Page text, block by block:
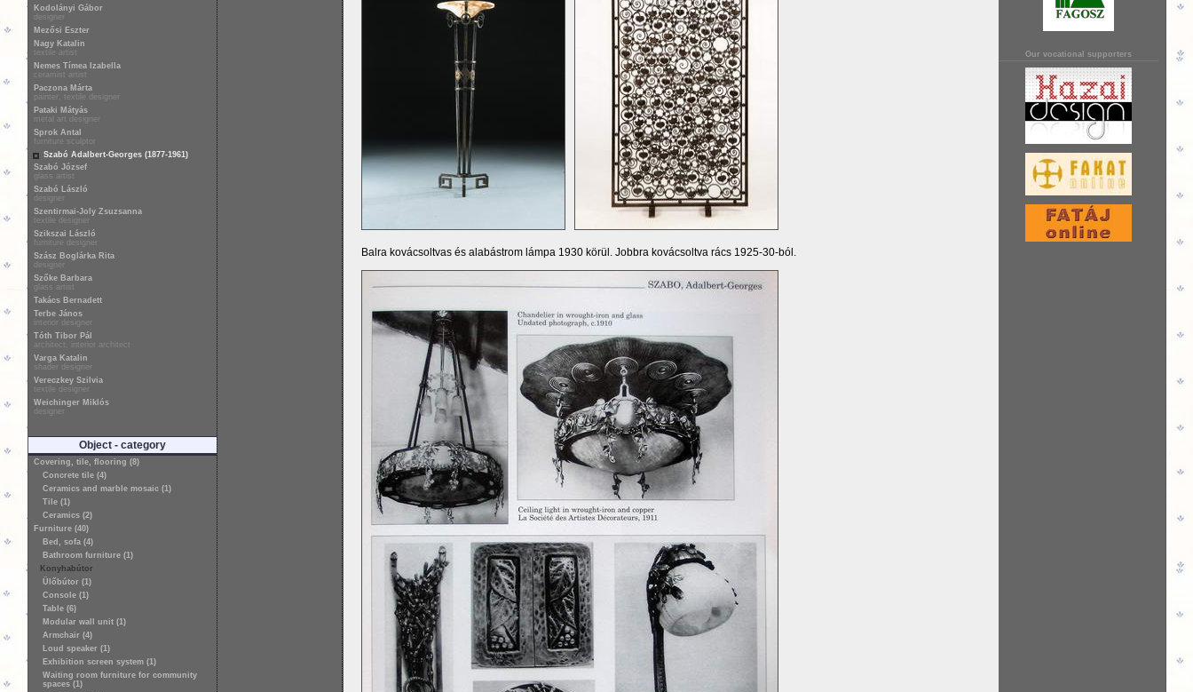
Our vocational supporters
Kodolányi Gábor
designer
Mezősi Eszter
Nagy Katalin
textile artist
Nemes Tímea Izabella
ceramist artist
Paczona Márta
painter, textile designer
Pataki Mátyás
metal art designer
Sprok Antal
furniture sculptor
Szabó Adalbert-Georges (1877-1961)
Szabó József
glass artist
Szabó László
designer
Szentirmai-Joly Zsuzsanna
textile designer
Szikszai László
furniture designer
Szász Boglárka Rita
designer
Szőke Barbara
glass artist
Takács Bernadett
Terbe János
interior designer
Tóth Tibor Pál
architect, interior architect
Varga Katalin
shader designer
Vereczkey Szilvia
textile designer
Weichinger Miklós
designer
Object - category
Covering, tile, flooring (8)
Concrete tile (4)
Ceramics and marble mosaic (1)
Tile (1)
Ceramics (2)
Furniture (40)
Bed, sofa (4)
Bathroom furniture (1)
Konyhabútor
Ülőbútor (1)
Console (1)
Table (6)
Modular wall unit (1)
Armchair (4)
Loud speaker (1)
Exhibition screen system (1)
Waiting room furniture for community
spaces (1)
Balra kovácsoltvas és alabástrom lámpa 1930 körül. Jobbra kovácsoltva rács 1925-30-ból.